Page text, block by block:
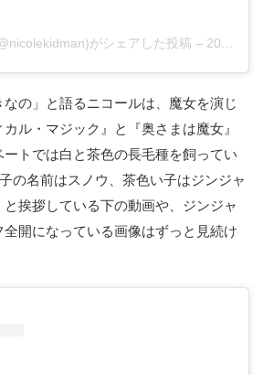
がシェアした投稿 – 2018年 8月月27日午前10時30分PDT
なの」と語るニコールは、魔女を演じ
ル・マジック』と『奥さまは魔女』
トでは白と茶色の長毛種を飼ってい
の名前はスノウ、茶色い子はジンジャ
挨拶している下の動画や、ジンジャ
開になっている画像はずっと見続け